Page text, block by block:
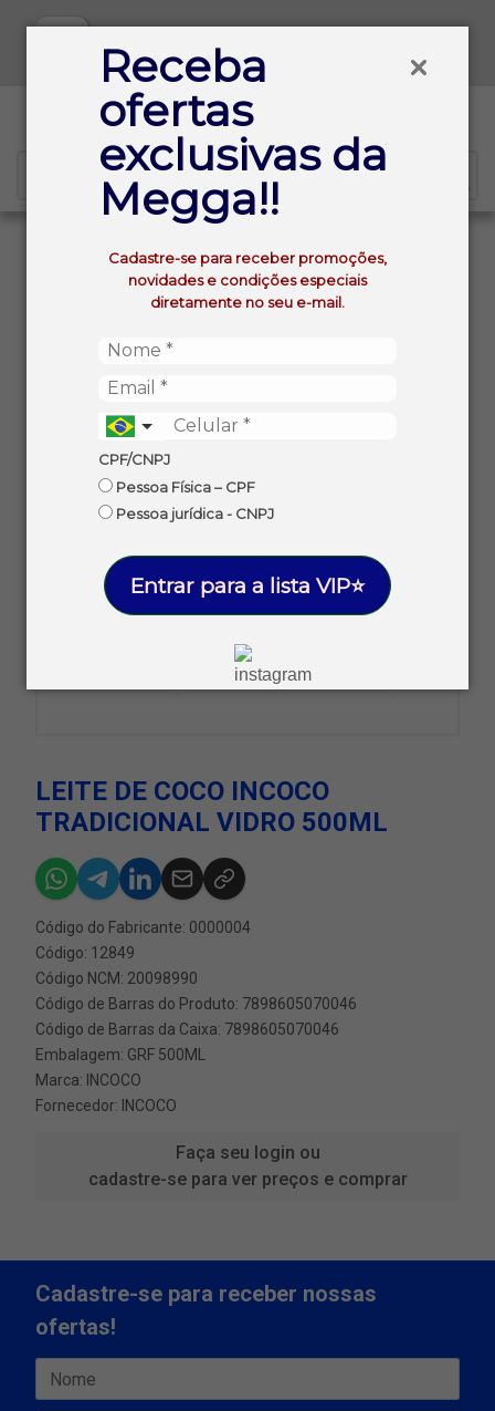
Receba
ofertas
exclusivas da
Megga!!
Cadastre-se para receber promoções,
novidades e condições especiais
diretamente no seu e-mail.
CPF/CNPJ
Pessoa Física – CPF
Pessoa jurídica - CNPJ
Entrar para a lista VIP⭐
LEITE DE COCO INCOCO TRADICIONAL VIDRO 500ML
LEITE DE COCO INCOCO
TRADICIONAL VIDRO 500ML
Código do Fabricante: 0000004
Código: 12849
Código NCM: 20098990
Código de Barras do Produto: 7898605070046
Código de Barras da Caixa: 7898605070046
Embalagem: GRF 500ML
Marca: INCOCO
Fornecedor: INCOCO
Faça seu login ou
cadastre-se para ver preços e comprar
Cadastre-se para receber nossas
ofertas!